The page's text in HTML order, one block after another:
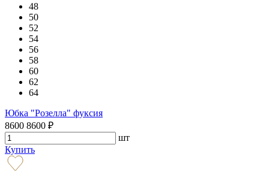
48
50
52
54
56
58
60
62
64
Юбка "Розелла" фуксия
8600 8600 ₽
шт
Купить